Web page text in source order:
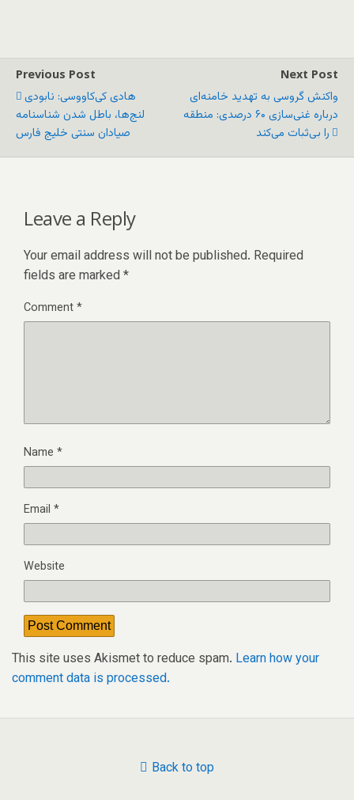
Previous Post
هادی کی‌کاووسی: نابودی
لنج‌ها، باطل شدن شناسنامه
صیادان سنتی خلیج فارس
Next Post
واکنش گروسی به تهدید خامنه‌ای
درباره غنی‌سازی ۶۰ درصدی: منطقه
را بی‌ثبات می‌کند
Leave a Reply
Your email address will not be published. Required
fields are marked *
Comment*
Name *
Email *
Website
This site uses Akismet to reduce spam. Learn how your
comment data is processed.
Back to top